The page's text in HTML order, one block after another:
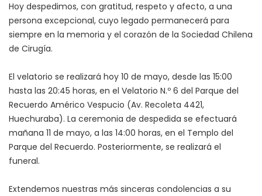
Hoy despedimos, con gratitud, respeto y afecto, a una
persona excepcional, cuyo legado permanecerá para
siempre en la memoria y el corazón de la Sociedad Chilena
de Cirugía.
El velatorio se realizará hoy 10 de mayo, desde las 15:00
hasta las 20:45 horas, en el Velatorio N.º 6 del Parque del
Recuerdo Américo Vespucio (Av. Recoleta 4421,
Huechuraba). La ceremonia de despedida se efectuará
mañana 11 de mayo, a las 14:00 horas, en el Templo del
Parque del Recuerdo. Posteriormente, se realizará el
funeral.
Extendemos nuestras más sinceras condolencias a su